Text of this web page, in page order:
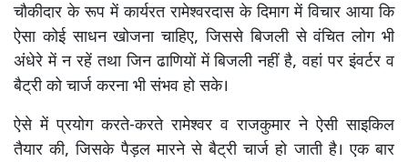
चौकीदार के रूप में कार्यरत रामेश्वरदास के दिमाग में विचार आया कि
ऐसा कोई साधन खोजना चाहिए, जिससे बिजली से वंचित लोग भी
अंधेरे में न रहें तथा जिन ढाणियों में बिजली नहीं है, वहां पर इंवर्टर व
बैट्री को चार्ज करना भी संभव हो सके।
ऐसे में प्रयोग करते-करते रामेश्वर व राजकुमार ने ऐसी साइकिल
तैयार की, जिसके पैड़ल मारने से बैट्री चार्ज हो जाती है। एक बार